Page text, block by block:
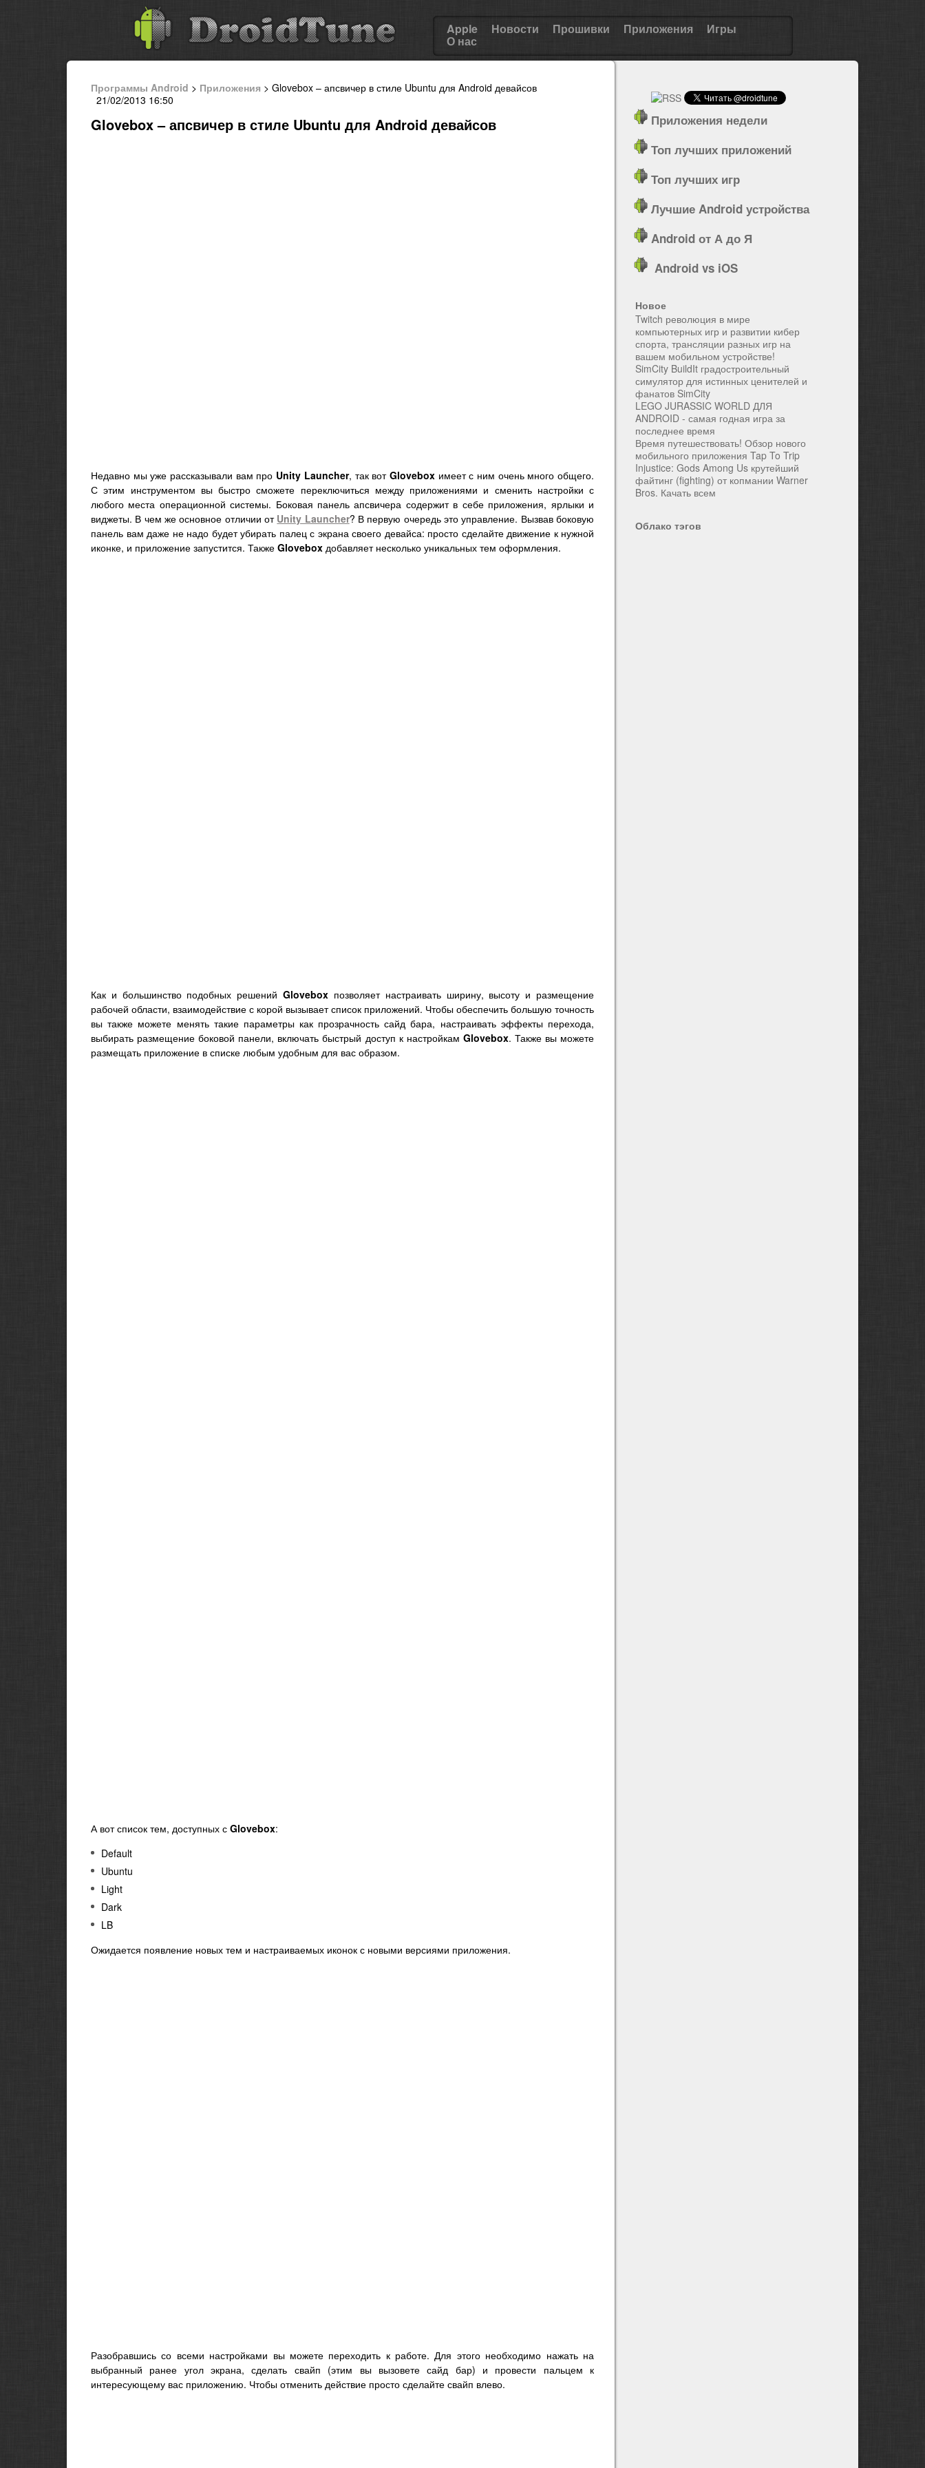
Apple Новости Прошивки Приложения Игры
О нас
Программы Android > Приложения > Glovebox – апсвичер в стиле Ubuntu для Android девайсов
21/02/2013 16:50
Glovebox – апсвичер в стиле Ubuntu для Android девайсов
Недавно мы уже рассказывали вам про Unity Launcher, так вот Gloveboxимеет с ним очень много общего.
С этим инструментом вы быстро сможете переключиться между приложениями и сменить настройки с
любого места операционной системы. Боковая панель апсвичера содержит в себе приложения, ярлыки и
виджеты. В чем же основное отличии от Unity Launcher? В первую очередь это управление. Вызвав боковую
панель вам даже не надо будет убирать палец с экрана своего девайса: просто сделайте движение к нужной
иконке, и приложение запустится. Также Glovebox добавляет несколько уникальных тем оформления.
Как и большинство подобных решенийGlovebox позволяет настраивать ширину, высоту и размещение
рабочей области, взаимодействие с корой вызывает список приложений. Чтобы обеспечить большую точность
вы также можете менять такие параметры как прозрачность сайд бара, настраивать эффекты перехода,
выбирать размещение боковой панели, включать быстрый доступ к настройкам Glovebox. Также вы можете
размещать приложение в списке любым удобным для вас образом.
А вот список тем, доступных с Glovebox:
Default
Ubuntu
Light
Dark
LB
Ожидается появление новых тем и настраиваемых иконок с новыми версиями приложения.
Разобравшись со всеми настройками вы можете переходить к работе. Для этого необходимо нажать на
выбранный ранее угол экрана, сделать свайп (этим вы вызовете сайд бар) и провести пальцем к
интересующему вас приложению. Чтобы отменить действие просто сделайте свайп влево.
Приложения недели
Топ лучших приложений
Топ лучших игр
Лучшие Android устройства
Android от А до Я
Android vs iOS
Новое
Twitch революция в мире
компьютерных игр и развитии кибер
спорта, трансляции разных игр на
вашем мобильном устройстве!
SimCity BuildIt градостроительный
симулятор для истинных ценителей и
фанатов SimCity
LEGO JURASSIC WORLD ДЛЯ
ANDROID - самая годная игра за
последнее время
Время путешествовать! Обзор нового
мобильного приложения Tap To Trip
Injustice: Gods Among Us крутейший
файтинг (fighting) от копмании Warner
Bros. Качать всем
Облако тэгов